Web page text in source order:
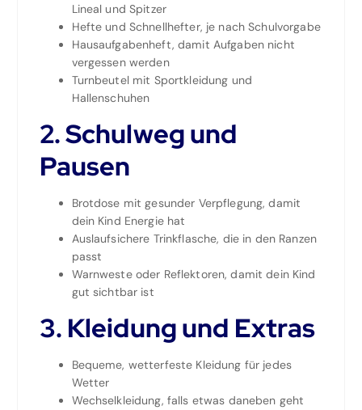
Lineal und Spitzer
Hefte und Schnellhefter, je nach Schulvorgabe
Hausaufgabenheft, damit Aufgaben nicht
vergessen werden
Turnbeutel mit Sportkleidung und
Hallenschuhen
2. Schulweg und
Pausen
Brotdose mit gesunder Verpflegung, damit
dein Kind Energie hat
Auslaufsichere Trinkflasche, die in den Ranzen
passt
Warnweste oder Reflektoren, damit dein Kind
gut sichtbar ist
3. Kleidung und Extras
Bequeme, wetterfeste Kleidung für jedes
Wetter
Wechselkleidung, falls etwas daneben geht